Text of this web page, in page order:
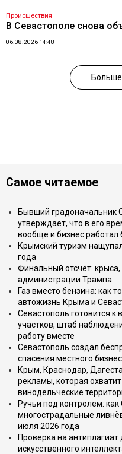
Происшествия
В Севастополе снова
06.08.2026 14:48
Самое читаемое
Бывший градоначальник
утверждает, что в его
вообще и бизнес работал
Крымский туризм
года
Финальный отсчёт: крыса,
администрации Трампа
Газ вместо бензина: как
автожизнь Крыма и
Севастополь готовится к
участков, штаб
работу вместе
Севастополь создал
спасения местного
Крым, Краснодар,
рекламы, которая
винодельческие
Ручьи под контролем: как
многострадальные
июля 2026 года
Проверка на
искусственного